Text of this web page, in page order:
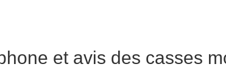
et avis des casses